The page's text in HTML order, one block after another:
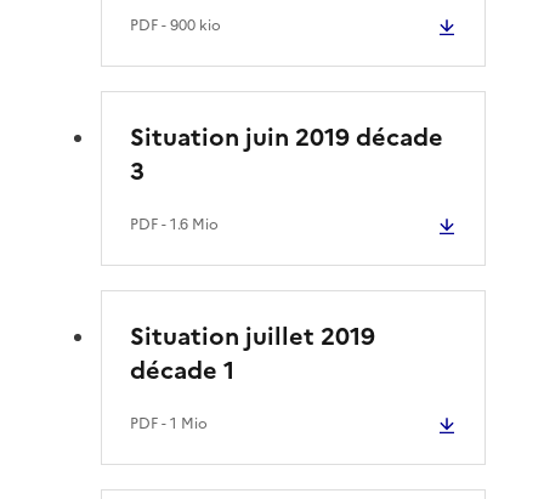
PDF- 900 kio
Situation juin 2019 décade
3
PDF- 1.6 Mio
Situation juillet 2019
décade 1
PDF- 1 Mio